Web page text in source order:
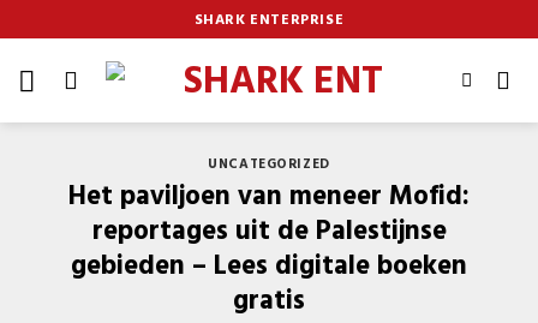
to
content
SHARK ENTERPRISE
UNCATEGORIZED
Het paviljoen van meneer Mofid:
reportages uit de Palestijnse
gebieden – Lees digitale boeken
gratis